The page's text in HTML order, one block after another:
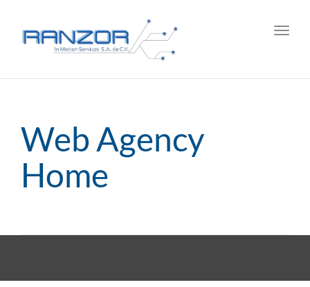
Web Agency
Home